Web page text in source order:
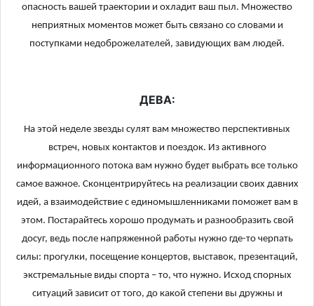
опасность вашей траектории и охладит ваш пыл. Множество
неприятных моментов может быть связано со словами и
поступками недоброжелателей, завидующих вам людей.
ДЕВА:
На этой неделе звезды сулят вам множество перспективных
встреч, новых контактов и поездок. Из активного
информационного потока вам нужно будет выбрать все только
самое важное. Сконцентрируйтесь на реализации своих давних
идей, а взаимодействие с единомышленниками поможет вам в
этом. Постарайтесь хорошо продумать и разнообразить свой
досуг, ведь после напряженной работы нужно где-то черпать
силы: прогулки, посещение концертов, выставок, презентаций,
экстремальные виды спорта – то, что нужно. Исход спорных
ситуаций зависит от того, до какой степени вы дружны и